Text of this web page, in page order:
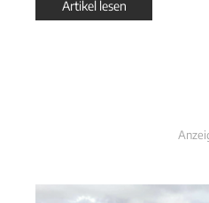
Artikel lesen